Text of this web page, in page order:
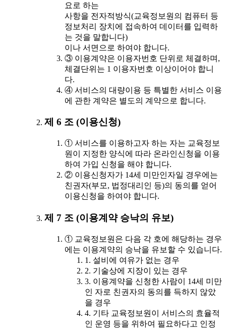
요로 하는
사항을 전자적방식(교육정보원의 컴퓨터 등
정보처리 장치에 접속하여 데이터를 입력하
는 것을 말합니다)
이나 서면으로 하여야 합니다.
③ 이용계약은 이용자번호 단위로 체결하며,
체결단위는 1 이용자번호 이상이어야 합니
다.
④ 서비스의 대량이용 등 특별한 서비스 이용
에 관한 계약은 별도의 계약으로 합니다.
제 6 조 (이용신청)
① 서비스를 이용하고자 하는 자는 교육정보
원이 지정한 양식에 따라 온라인신청을 이용
하여 가입 신청을 해야 합니다.
② 이용신청자가 14세 미만인자일 경우에는
친권자(부모, 법정대리인 등)의 동의를 얻어
이용신청을 하여야 합니다.
제 7 조 (이용계약 승낙의 유보)
① 교육정보원은 다음 각 호에 해당하는 경우
에는 이용계약의 승낙을 유보할 수 있습니다.
1. 설비에 여유가 없는 경우
2. 기술상에 지장이 있는 경우
3. 이용계약을 신청한 사람이 14세 미만
인 자로 친권자의 동의를 득하지 않았
을 경우
4. 기타 교육정보원이 서비스의 효율적
인 운영 등을 위하여 필요하다고 인정